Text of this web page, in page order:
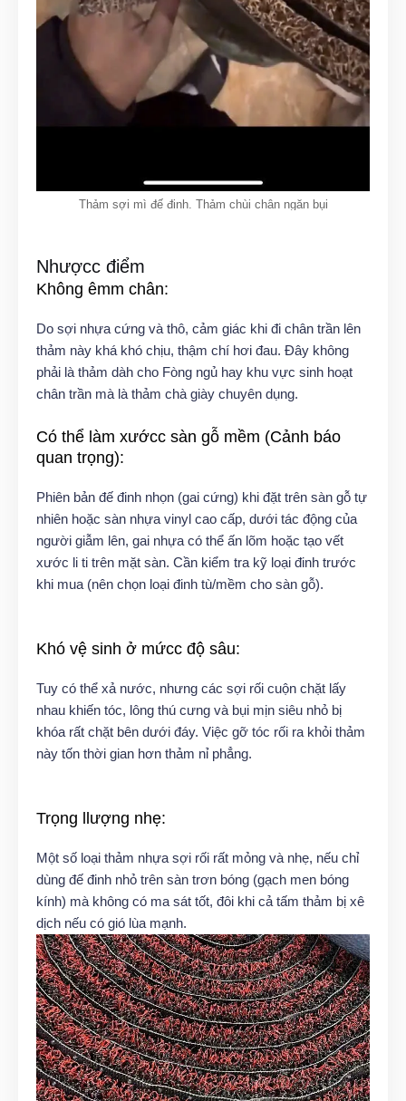
Thảm sợi mì đế đinh. Thảm chùi chân ngăn bụi
Nhượcc điểm
Không êmm chân:
Do sợi nhựa cứng và thô, cảm giác khi đi chân trần lên
thảm này khá khó chịu, thậm chí hơi đau. Đây không
phải là thảm dàh cho Fòng ngủ hay khu vực sinh hoạt
chân trần mà là thảm chà giày chuyên dụng.
Có thể làm xướcc sàn gỗ mềm (Cảnh báo
quan trọng):
Phiên bản đế đinh nhọn (gai cứng) khi đặt trên sàn gỗ tự
nhiên hoặc sàn nhựa vinyl cao cấp, dưới tác động của
người giẫm lên, gai nhựa có thể ấn lõm hoặc tạo vết
xước li ti trên mặt sàn. Cần kiểm tra kỹ loại đinh trước
khi mua (nên chọn loại đinh tù/mềm cho sàn gỗ).
Khó vệ sinh ở mứcc độ sâu:
Tuy có thể xả nước, nhưng các sợi rối cuộn chặt lấy
nhau khiến tóc, lông thú cưng và bụi mịn siêu nhỏ bị
khóa rất chặt bên dưới đáy. Việc gỡ tóc rối ra khỏi thảm
này tốn thời gian hơn thảm nỉ phẳng.
Trọng llượng nhẹ:
Một số loại thảm nhựa sợi rối rất mỏng và nhẹ, nếu chỉ
dùng đế đinh nhỏ trên sàn trơn bóng (gạch men bóng
kính) mà không có ma sát tốt, đôi khi cả tấm thảm bị xê
dịch nếu có gió lùa mạnh.